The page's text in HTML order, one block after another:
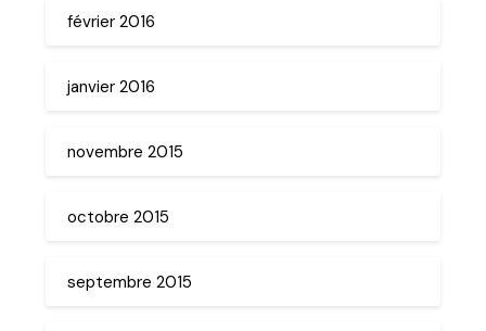
février 2016
janvier 2016
novembre 2015
octobre 2015
septembre 2015